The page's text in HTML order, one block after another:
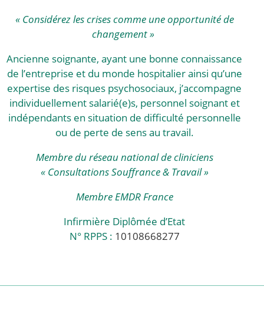
« Considérez les crises comme une opportunité de
changement »
Ancienne soignante, ayant une bonne connaissance
de l’entreprise et du monde hospitalier ainsi qu’une
expertise des risques psychosociaux, j’accompagne
individuellement salarié(e)s, personnel soignant et
indépendants en situation de difficulté personnelle
ou de perte de sens au travail.
Membre du réseau national de cliniciens
« Consultations Souffrance & Travail »
Membre EMDR France
Infirmière Diplômée d’Etat
N° RPPS : 10108668277